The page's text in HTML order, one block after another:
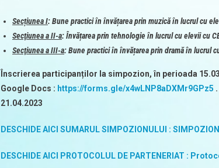
Secțiunea I: Bune practici în învățarea prin muzică în lucrul cu
Secţiunea a II-a: Învățarea prin tehnologie în lucrul cu elevii cu
Secţiunea a III-a: Bune practici în învățarea prin dramă în lucrul
Înscrierea participanților la simpozion, în perioada
Google Docs : https://forms.gle/x4wLNP8aDXMr9GPz5
21.04.2023
DESCHIDE AICI SUMARUL SIMPOZIONULUI :
DESCHIDE AICI PROTOCOLUL DE PARTENERIAT :